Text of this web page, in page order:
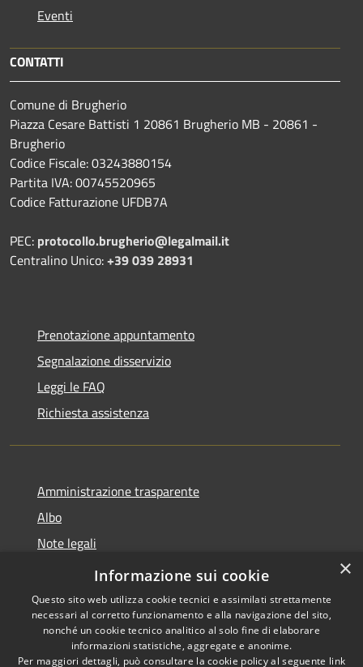
Eventi
CONTATTI
Comune di Brugherio
Piazza Cesare Battisti 1 20861 Brugherio MB - 20861 -
Brugherio
Codice Fiscale: 03243880154
Partita IVA: 00745520965
Codice Fatturazione UFDB7A
PEC: protocollo.brugherio@legalmail.it
Centralino Unico:+39 039 28931
Prenotazione appuntamento
Segnalazione disservizio
Leggi le FAQ
Richiesta assistenza
Amministrazione trasparente
Albo
Note legali
Dichiarazione di accessibilità
Copyright © 2026 • Città di
×
Informazione sui cookie
Questo sito web utilizza cookie tecnici e assimilati strettamente
necessari al corretto funzionamento e alla navigazione del sito,
nonché un cookie tecnico analitico al solo fine di elaborare
informazioni statistiche, aggregate e anonime.
Per maggiori dettagli, può consultare la cookie policy al seguente link